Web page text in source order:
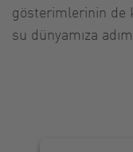
gösterimlerinin de
su dünyamıza